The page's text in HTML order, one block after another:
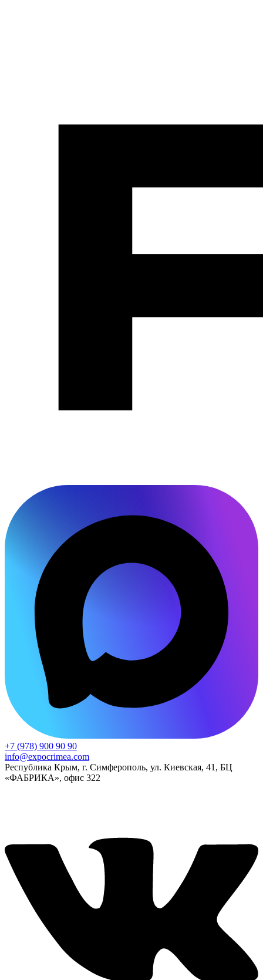
+7 (978) 900 90 90
info@expocrimea.com
Республика Крым, г. Симферополь, ул. Киевская, 41, БЦ
«ФАБРИКА», офис 322